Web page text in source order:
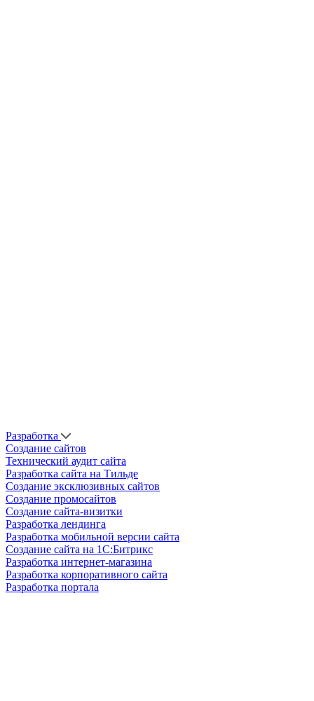
Разработка